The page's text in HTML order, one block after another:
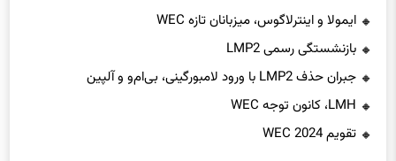
ایمولا و اینترلاگوس، میزبانان تازه WEC
بازنشستگی رسمی LMP2
جبران حذف LMP2 با ورود لامبورگینی، بی‌ام‌و و آلپین
LMH، کانون توجه WEC
تقویم WEC 2024